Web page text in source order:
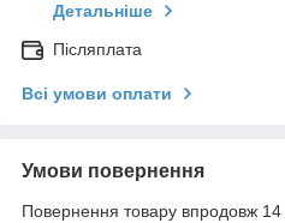
Детальніше
Післяплата
Всі умови оплати
Умови повернення
Повернення товару впродовж 14